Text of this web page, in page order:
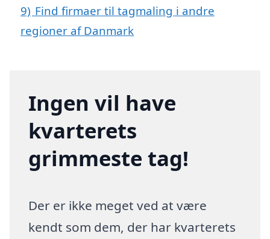
9) Find firmaer til tagmaling i andre
regioner af Danmark
Ingen vil have
kvarterets
grimmeste tag!
Der er ikke meget ved at være
kendt som dem, der har kvarterets